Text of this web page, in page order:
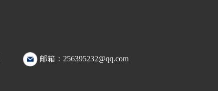
邮箱：256395232@qq.com